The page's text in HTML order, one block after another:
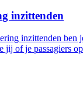
inzittenden
inzittenden ben
jij of je passagiers